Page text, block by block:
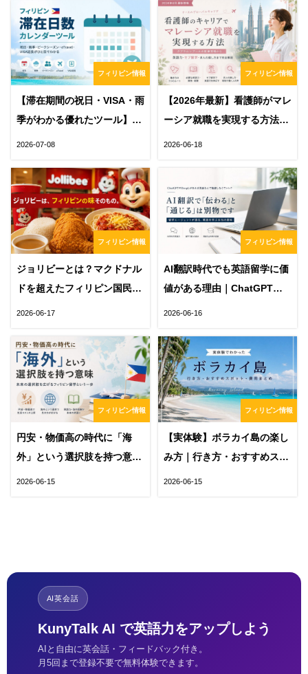
フィリピン情報
【滞在期間の祝日・VISA・雨
季がわかる優れたツール】フ
2026-07-08
フィリピン情報
【2026年最新】看護師がマレ
ーシア就職を実現する方法｜
2026-06-18
フィリピン情報
ジョリビーとは？マクドナル
ドを超えたフィリピン国民食
2026-06-17
フィリピン情報
AI翻訳時代でも英語留学に価
値がある理由｜ChatGPTや
2026-06-16
フィリピン情報
円安・物価高の時代に「海
外」という選択肢を持つ意味
2026-06-15
フィリピン情報
【実体験】ボラカイ島の楽し
み方｜行き方・おすすめスポ
2026-06-15
AI英会話
KunyTalk AI で英語力をアップしよう
AIと自由に英会話・フィードバック付き。
月5回まで登録不要で無料体験できます。